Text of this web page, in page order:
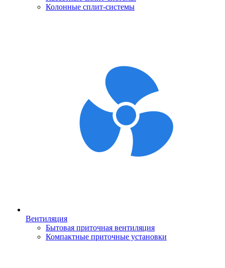
Колонные сплит-системы
Вентиляция
Бытовая приточная вентиляция
Компактные приточные установки